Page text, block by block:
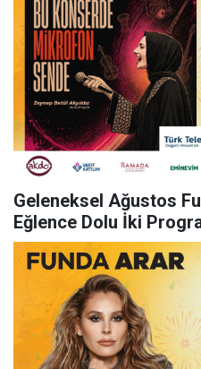
Geleneksel Ağustos
Eğlence Dolu İki